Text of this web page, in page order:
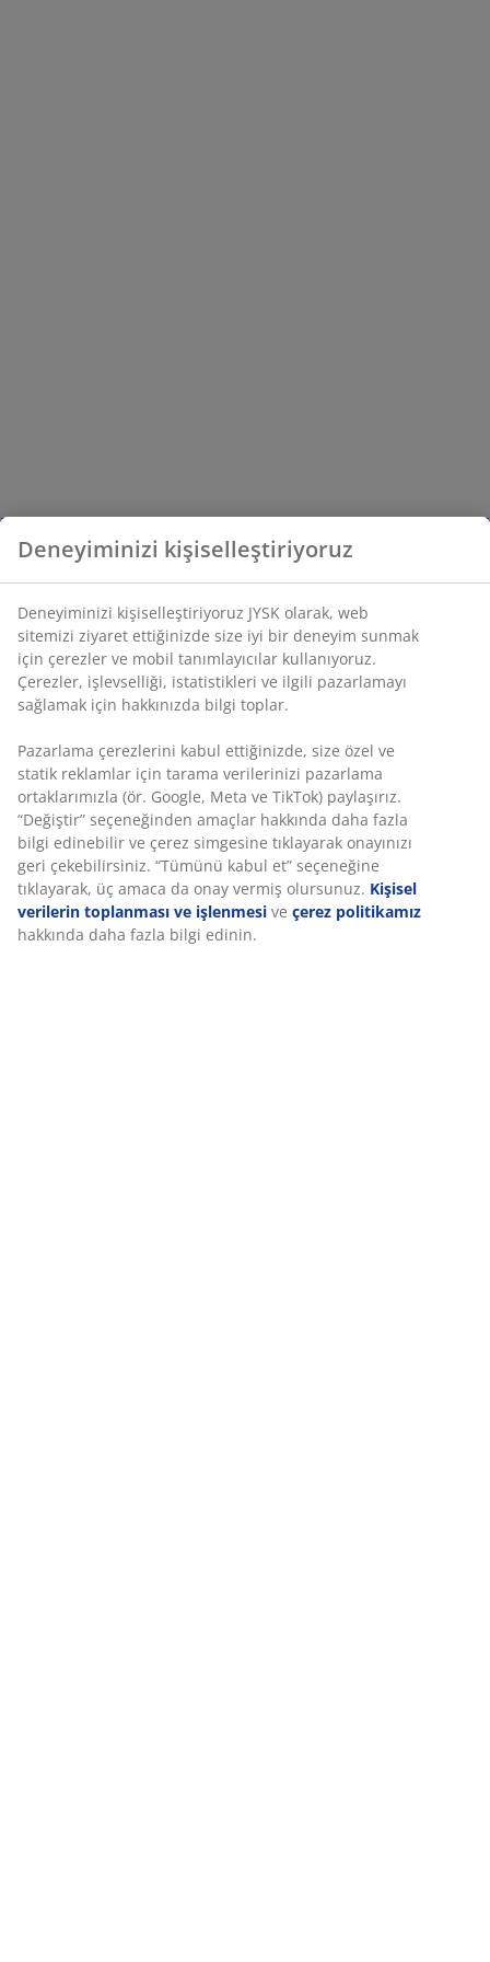
Deneyiminizi kişiselleştiriyoruz
Deneyiminizi kişiselleştiriyoruz JYSK olarak, web
sitemizi ziyaret ettiğinizde size iyi bir deneyim sunmak
için çerezler ve mobil tanımlayıcılar kullanıyoruz.
Çerezler, işlevselliği, istatistikleri ve ilgili pazarlamayı
sağlamak için hakkınızda bilgi toplar.
Pazarlama çerezlerini kabul ettiğinizde, size özel ve
statik reklamlar için tarama verilerinizi pazarlama
ortaklarımızla (ör. Google, Meta ve TikTok) paylaşırız.
“Değiştir” seçeneğinden amaçlar hakkında daha fazla
bilgi edinebilir ve çerez simgesine tıklayarak onayınızı
geri çekebilirsiniz. “Tümünü kabul et” seçeneğine
tıklayarak, üç amaca da onay vermiş olursunuz. Kişisel
verilerin toplanması ve işlenmesi ve çerez politikamız
hakkında daha fazla bilgi edinin.